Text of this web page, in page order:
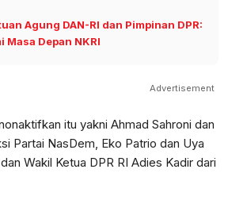
Agung DAN-RI dan Pimpinan DPR:
Masa Depan NKRI
Advertisement
itu yakni Ahmad Sahroni dan
Partai NasDem, Eko Patrio dan Uya
Wakil Ketua DPR RI Adies Kadir dari